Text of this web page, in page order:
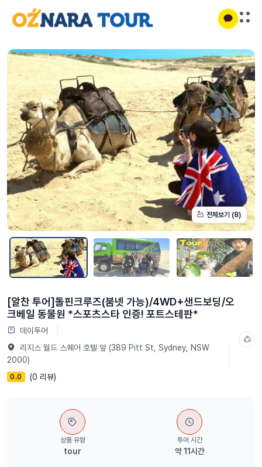
전체보기 (8)
[알찬 투어]돌핀크루즈(붐넷 가능)/4WD+샌드보딩/오
크베일 동물원 *스포츠스타 인증! 포트스테판*
데이투어
리지스 월드 스퀘어 호텔 앞 (389 Pitt St, Sydney, NSW
2000)
0.0 (0 리뷰)
상품 유형
tour
투어 시간
약 11시간